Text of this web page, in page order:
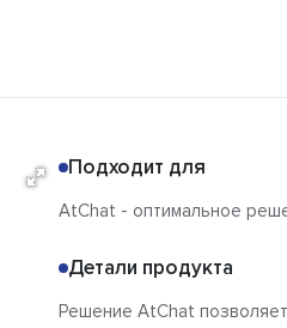
Подходит для
AtChat - оптимальное
Детали продукта
Решение AtChat